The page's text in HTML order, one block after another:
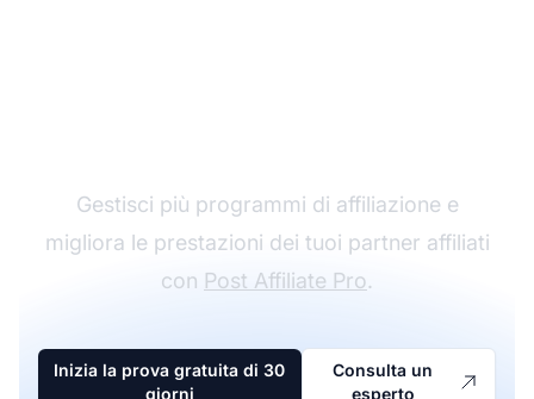
Gestisci più programmi di affiliazione e
migliora le prestazioni dei tuoi partner affiliati
con Post Affiliate Pro.
Inizia la prova gratuita di 30
giorni
Consulta un
esperto